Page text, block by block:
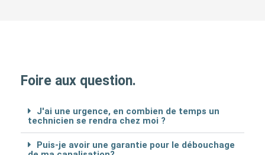
Foire aux question.
J'ai une urgence, en combien de temps un
technicien se rendra chez moi ?
Puis-je avoir une garantie pour le débouchage